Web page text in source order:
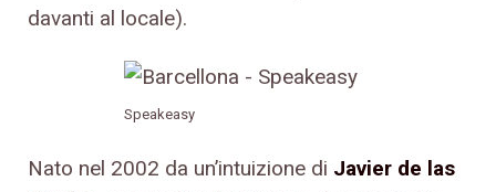
davanti al locale).
Speakeasy
Nato nel 2002 da un’intuizione di Javier de las